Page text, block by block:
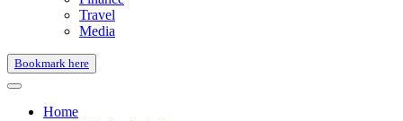
Travel
Media
Bookmark here
Home